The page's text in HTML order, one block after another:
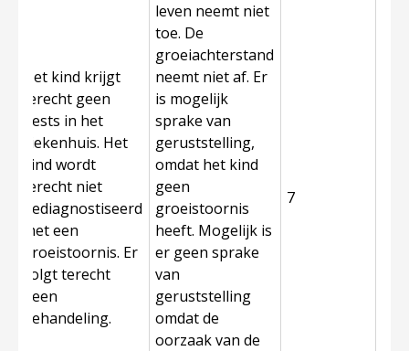
Het kind krijgt
terecht geen
tests in het
ziekenhuis. Het
kind wordt
terecht niet
gediagnostiseerd
met een
groeistoornis. Er
volgt terecht
geen
behandeling.
leven neemt niet
toe. De
groeiachterstand
neemt niet af. Er
is mogelijk
sprake van
geruststelling,
omdat het kind
geen
groeistoornis
heeft. Mogelijk is
er geen sprake
van
geruststelling
omdat de
oorzaak van de
7